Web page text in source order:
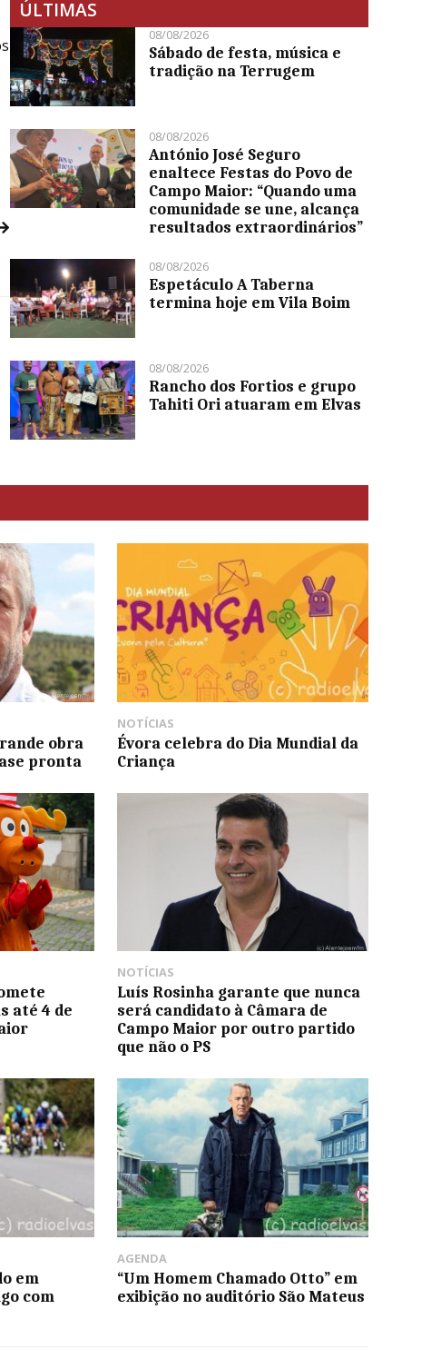
ÚLTIMAS
08/08/2026
Sábado de festa, música e
tradição na Terrugem
08/08/2026
António José Seguro
enaltece Festas do Povo de
Campo Maior: “Quando uma
comunidade se une, alcança
resultados extraordinários”
08/08/2026
Espetáculo A Taberna
termina hoje em Vila Boim
08/08/2026
Rancho dos Fortios e grupo
Tahiti Ori atuaram em Elvas
obra
pronta
NOTÍCIAS
Évora celebra do Dia Mundial da
Criança
até 4 de
NOTÍCIAS
Luís Rosinha garante que nunca
será candidato à Câmara de
Campo Maior por outro partido
que não o PS
em
com
AGENDA
“Um Homem Chamado Otto” em
exibição no auditório São Mateus